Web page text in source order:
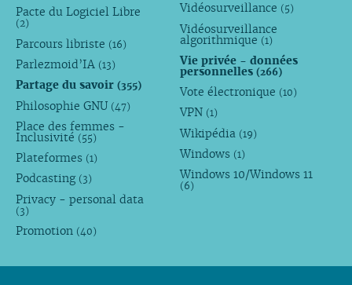
Pacte du Logiciel Libre
(2)
Parcours libriste (16)
Parlezmoid’IA (13)
Partage du savoir (355)
Philosophie GNU (47)
Place des femmes -
Inclusivité (55)
Plateformes (1)
Podcasting (3)
Privacy - personal data
(3)
Promotion (40)
Vidéosurveillance (5)
Vidéosurveillance
algorithmique (1)
Vie privée - données
personnelles(266)
Vote électronique (10)
VPN (1)
Wikipédia (19)
Windows (1)
Windows 10/Windows 11
(6)